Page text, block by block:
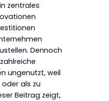
zentrales
Dennoch
ungenutzt, weil
als zu
Beitrag zeigt,